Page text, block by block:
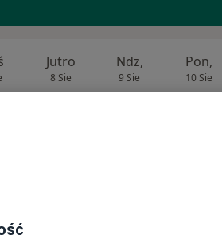
Jutro
8 Sie
Ndz,
9 Sie
Pon,
10 Sie